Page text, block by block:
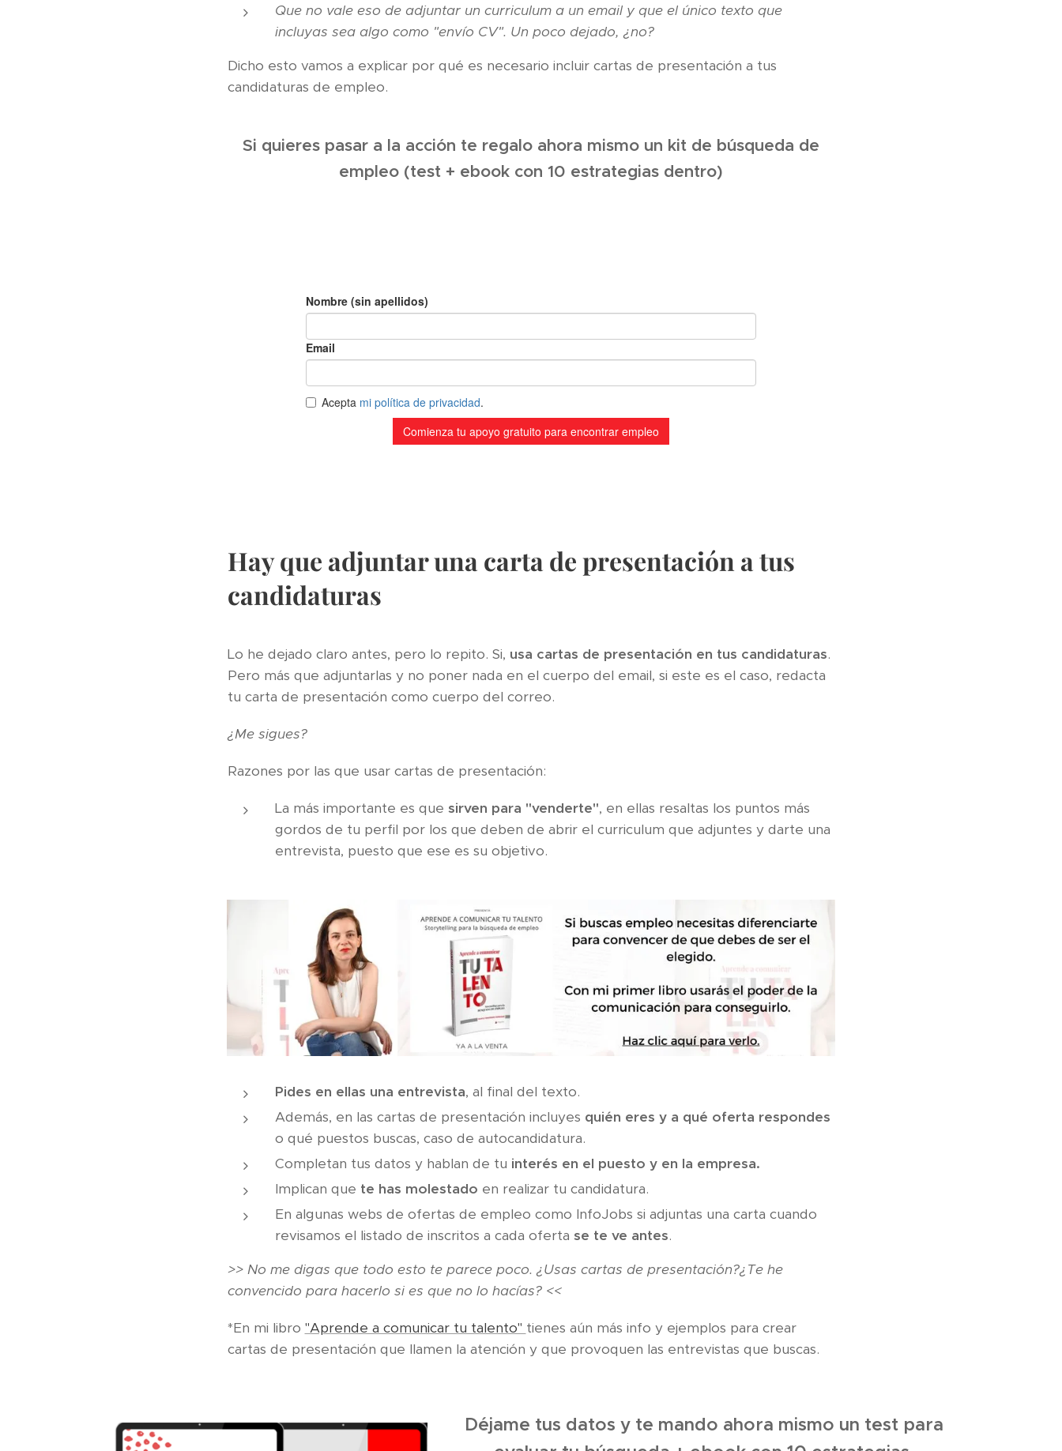
Que no vale eso de adjuntar un curriculum a un email y que el único texto que
incluyas sea algo como "envío CV". Un poco dejado, ¿no?
Dicho esto vamos a explicar por qué es necesario incluir cartas de presentación a tus
candidaturas de empleo.
Si quieres pasar a la acción te regalo ahora mismo un kit de búsqueda de
empleo (test + ebook con 10 estrategias dentro)
Hay que adjuntar una carta de presentación a tus
candidaturas
Lo he dejado claro antes, pero lo repito. Si, usa cartas de presentación en tus candidaturas.
Pero más que adjuntarlas y no poner nada en el cuerpo del email, si este es el caso, redacta
tu carta de presentación como cuerpo del correo.
¿Me sigues?
Razones por las que usar cartas de presentación:
La más importante es que sirven para "venderte", en ellas resaltas los puntos más
gordos de tu perfil por los que deben de abrir el curriculum que adjuntes y darte una
entrevista, puesto que ese es su objetivo.
Pides en ellas una entrevista, al final del texto.
Además, en las cartas de presentación incluyes quién eres y a qué oferta respondes
o qué puestos buscas, caso de autocandidatura.
Completan tus datos y hablan de tu interés en el puesto y en la empresa.
Implican que te has molestado en realizar tu candidatura.
En algunas webs de ofertas de empleo como InfoJobs si adjuntas una carta cuando
revisamos el listado de inscritos a cada oferta se te ve antes.
>> No me digas que todo esto te parece poco. ¿Usas cartas de presentación?¿Te he
convencido para hacerlo si es que no lo hacías? <<
*En mi libro "Aprende a comunicar tu talento" tienes aún más info y ejemplos para crear
cartas de presentación que llamen la atención y que provoquen las entrevistas que buscas.
Déjame tus datos y te mando ahora mismo un test para